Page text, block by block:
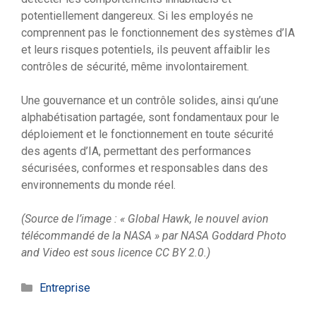
potentiellement dangereux. Si les employés ne
comprennent pas le fonctionnement des systèmes d’IA
et leurs risques potentiels, ils peuvent affaiblir les
contrôles de sécurité, même involontairement.
Une gouvernance et un contrôle solides, ainsi qu’une
alphabétisation partagée, sont fondamentaux pour le
déploiement et le fonctionnement en toute sécurité
des agents d’IA, permettant des performances
sécurisées, conformes et responsables dans des
environnements du monde réel.
(Source de l’image : « Global Hawk, le nouvel avion
télécommandé de la NASA » par NASA Goddard Photo
and Video est sous licence CC BY 2.0.)
Catégories
Entreprise